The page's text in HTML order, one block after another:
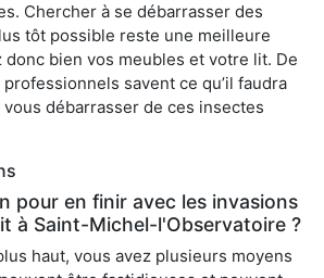
Chercher à se débarrasser des
tôt possible reste une meilleure
bien vos meubles et votre lit. De
savent ce qu’il faudra
débarrasser de ces insectes
pour en finir avec les invasions
à Saint-Michel-l'Observatoire ?
haut, vous avez plusieurs moyens